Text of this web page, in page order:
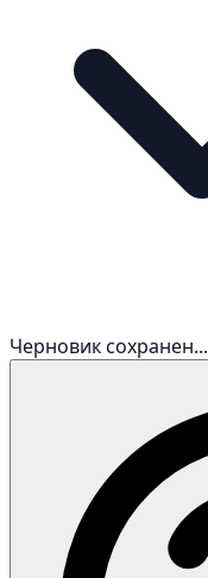
Черновик сохранен...